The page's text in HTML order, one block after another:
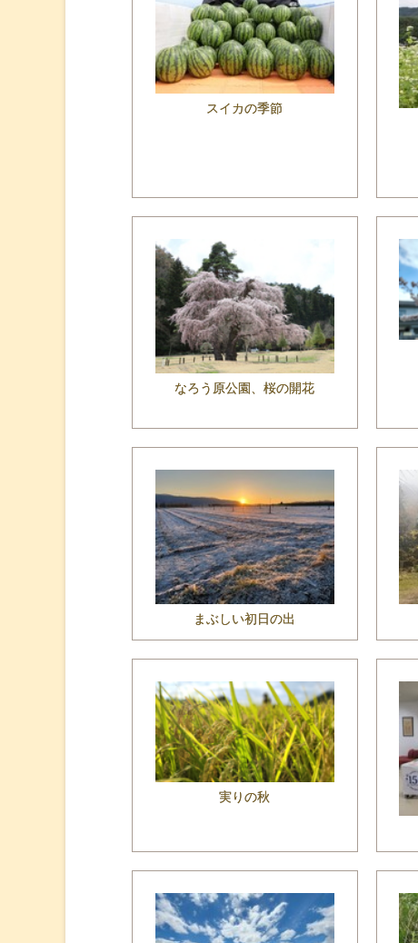
スイカの季節
なろう原公園、桜の開花
まぶしい初日の出
実りの秋